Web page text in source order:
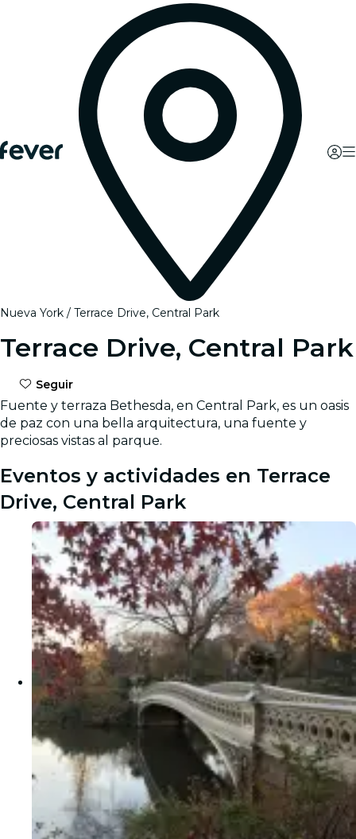
Nueva York Terrace Drive, Central Park
Terrace Drive, Central Park
Seguir
Fuente y terraza Bethesda, en Central Park, es un oasis
de paz con una bella arquitectura, una fuente y
preciosas vistas al parque.
Eventos y actividades en Terrace
Drive, Central Park